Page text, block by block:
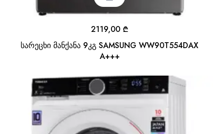
სარეცხი მანქანა 9კგ SAMSUNG WW90T554DAX
A+++
2119,00 ₾